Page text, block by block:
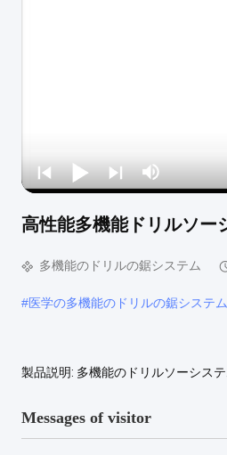
高性能多機能ドリルソー
多機能のドリルの鋸システム
#医学の多機能のドリルの鋸システム
製品説明: 多機能のドリルソーシス
Messages of visitor